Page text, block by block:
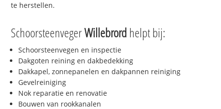
te herstellen.
SchoorsteenvegerWillebrordhelpt bij:
Schoorsteenvegen en inspectie
Dakgoten reining en dakbedekking
Dakkapel, zonnepanelen en dakpannen reiniging
Gevelreiniging
Nok reparatie en renovatie
Bouwen van rookkanalen